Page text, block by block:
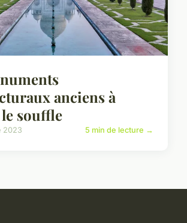
anciens à
souffle
2023 5 min de lecture →